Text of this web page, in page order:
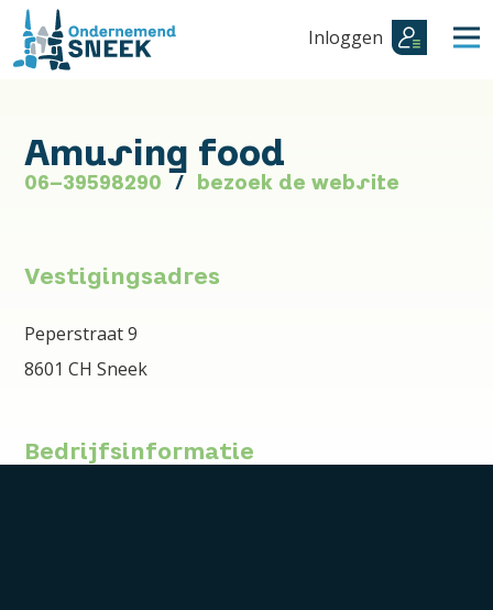
Inloggen
Amusing food
06-39598290 bezoek de website
Vestigingsadres
Peperstraat 9
8601 CH Sneek
Bedrijfsinformatie